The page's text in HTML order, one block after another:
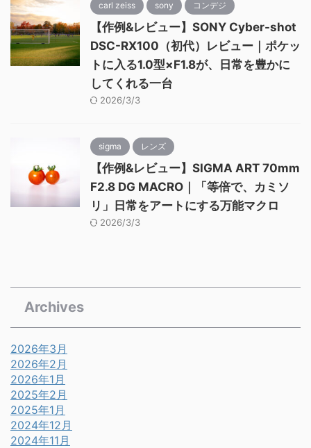
carl zeiss sony コンデジ
【作例&レビュー】SONY Cyber-shot
DSC-RX100（初代）レビュー｜ポケッ
トに入る1.0型×F1.8が、日常を豊かに
してくれる一台
2026/3/3
sigma レンズ
【作例&レビュー】SIGMA ART 70mm
F2.8 DG MACRO｜「等倍で、カミソ
リ」日常をアートにする万能マクロ
2026/3/3
Archives
2026年3月
2026年2月
2026年1月
2025年2月
2025年1月
2024年12月
2024年11月